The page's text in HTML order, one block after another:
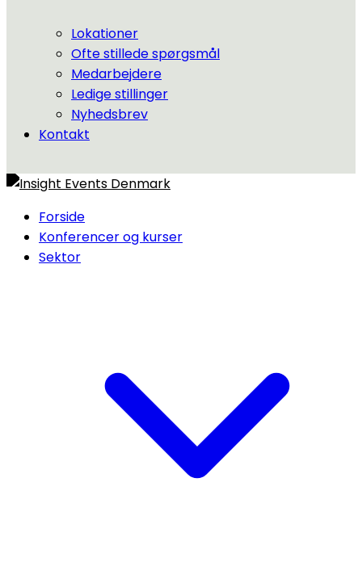
Lokationer
Ofte stillede spørgsmål
Medarbejdere
Ledige stillinger
Nyhedsbrev
Kontakt
Forside
Konferencer og kurser
Sektor